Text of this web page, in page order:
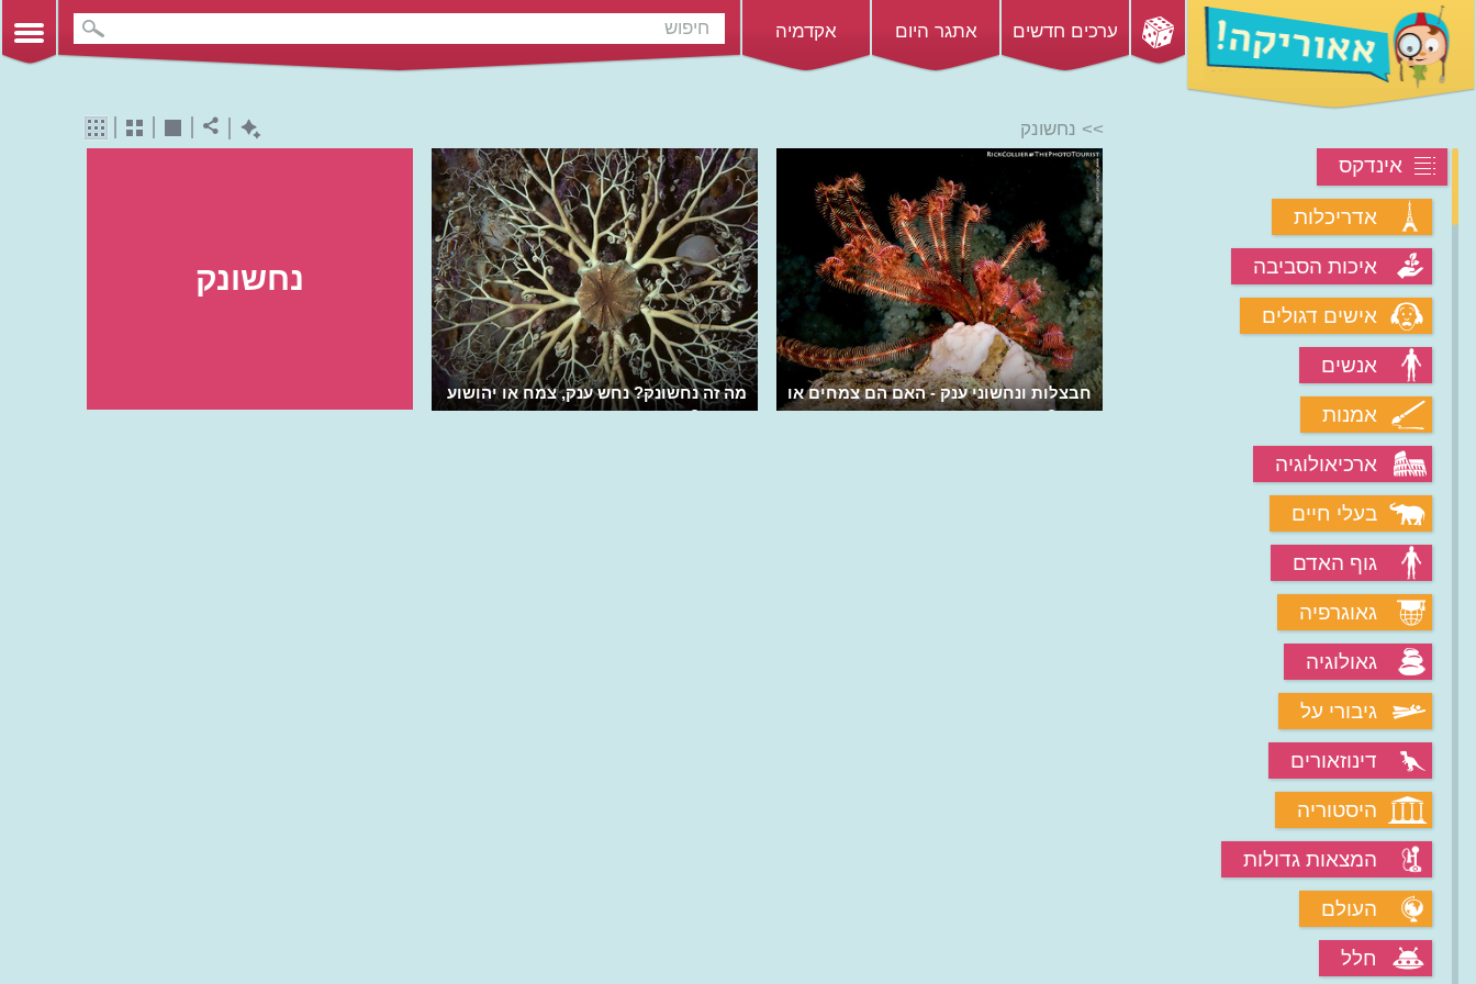
ערכים חדשים אתגר היום אקדמיה
אינדקס
אדריכלות
איכות הסביבה
אישים דגולים
אנשים
אמנות
ארכיאולוגיה
בעלי חיים
גוף האדם
גאוגרפיה
גאולוגיה
גיבורי על
דינוזאורים
היסטוריה
המצאות גדולות
העולם
חלל
>> נחשונק
נחשונק
מה זה נחשונק? נחש ענק, צמח או יהושוע
הפרוע?
חבצלות ונחשוני ענק - האם הם צמחים או
חיות?